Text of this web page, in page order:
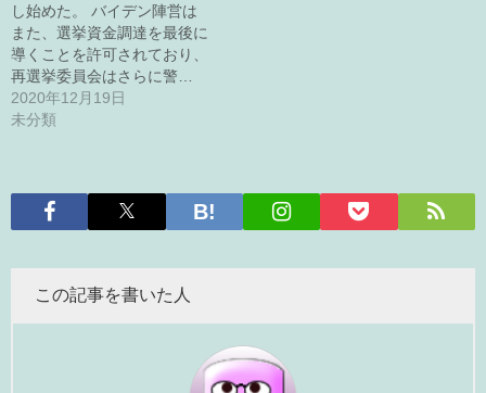
し始めた。 バイデン陣営は
また、選挙資金調達を最後に
導くことを許可されており、
再選挙委員会はさらに警…
2020年12月19日
未分類
この記事を書いた人